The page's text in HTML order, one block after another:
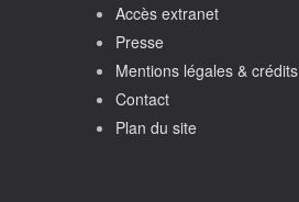
Accès extranet
Presse
Mentions légales & crédits
Contact
Plan du site